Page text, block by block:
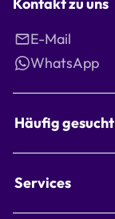
E-Mail
WhatsApp
Häufig gesucht
Services